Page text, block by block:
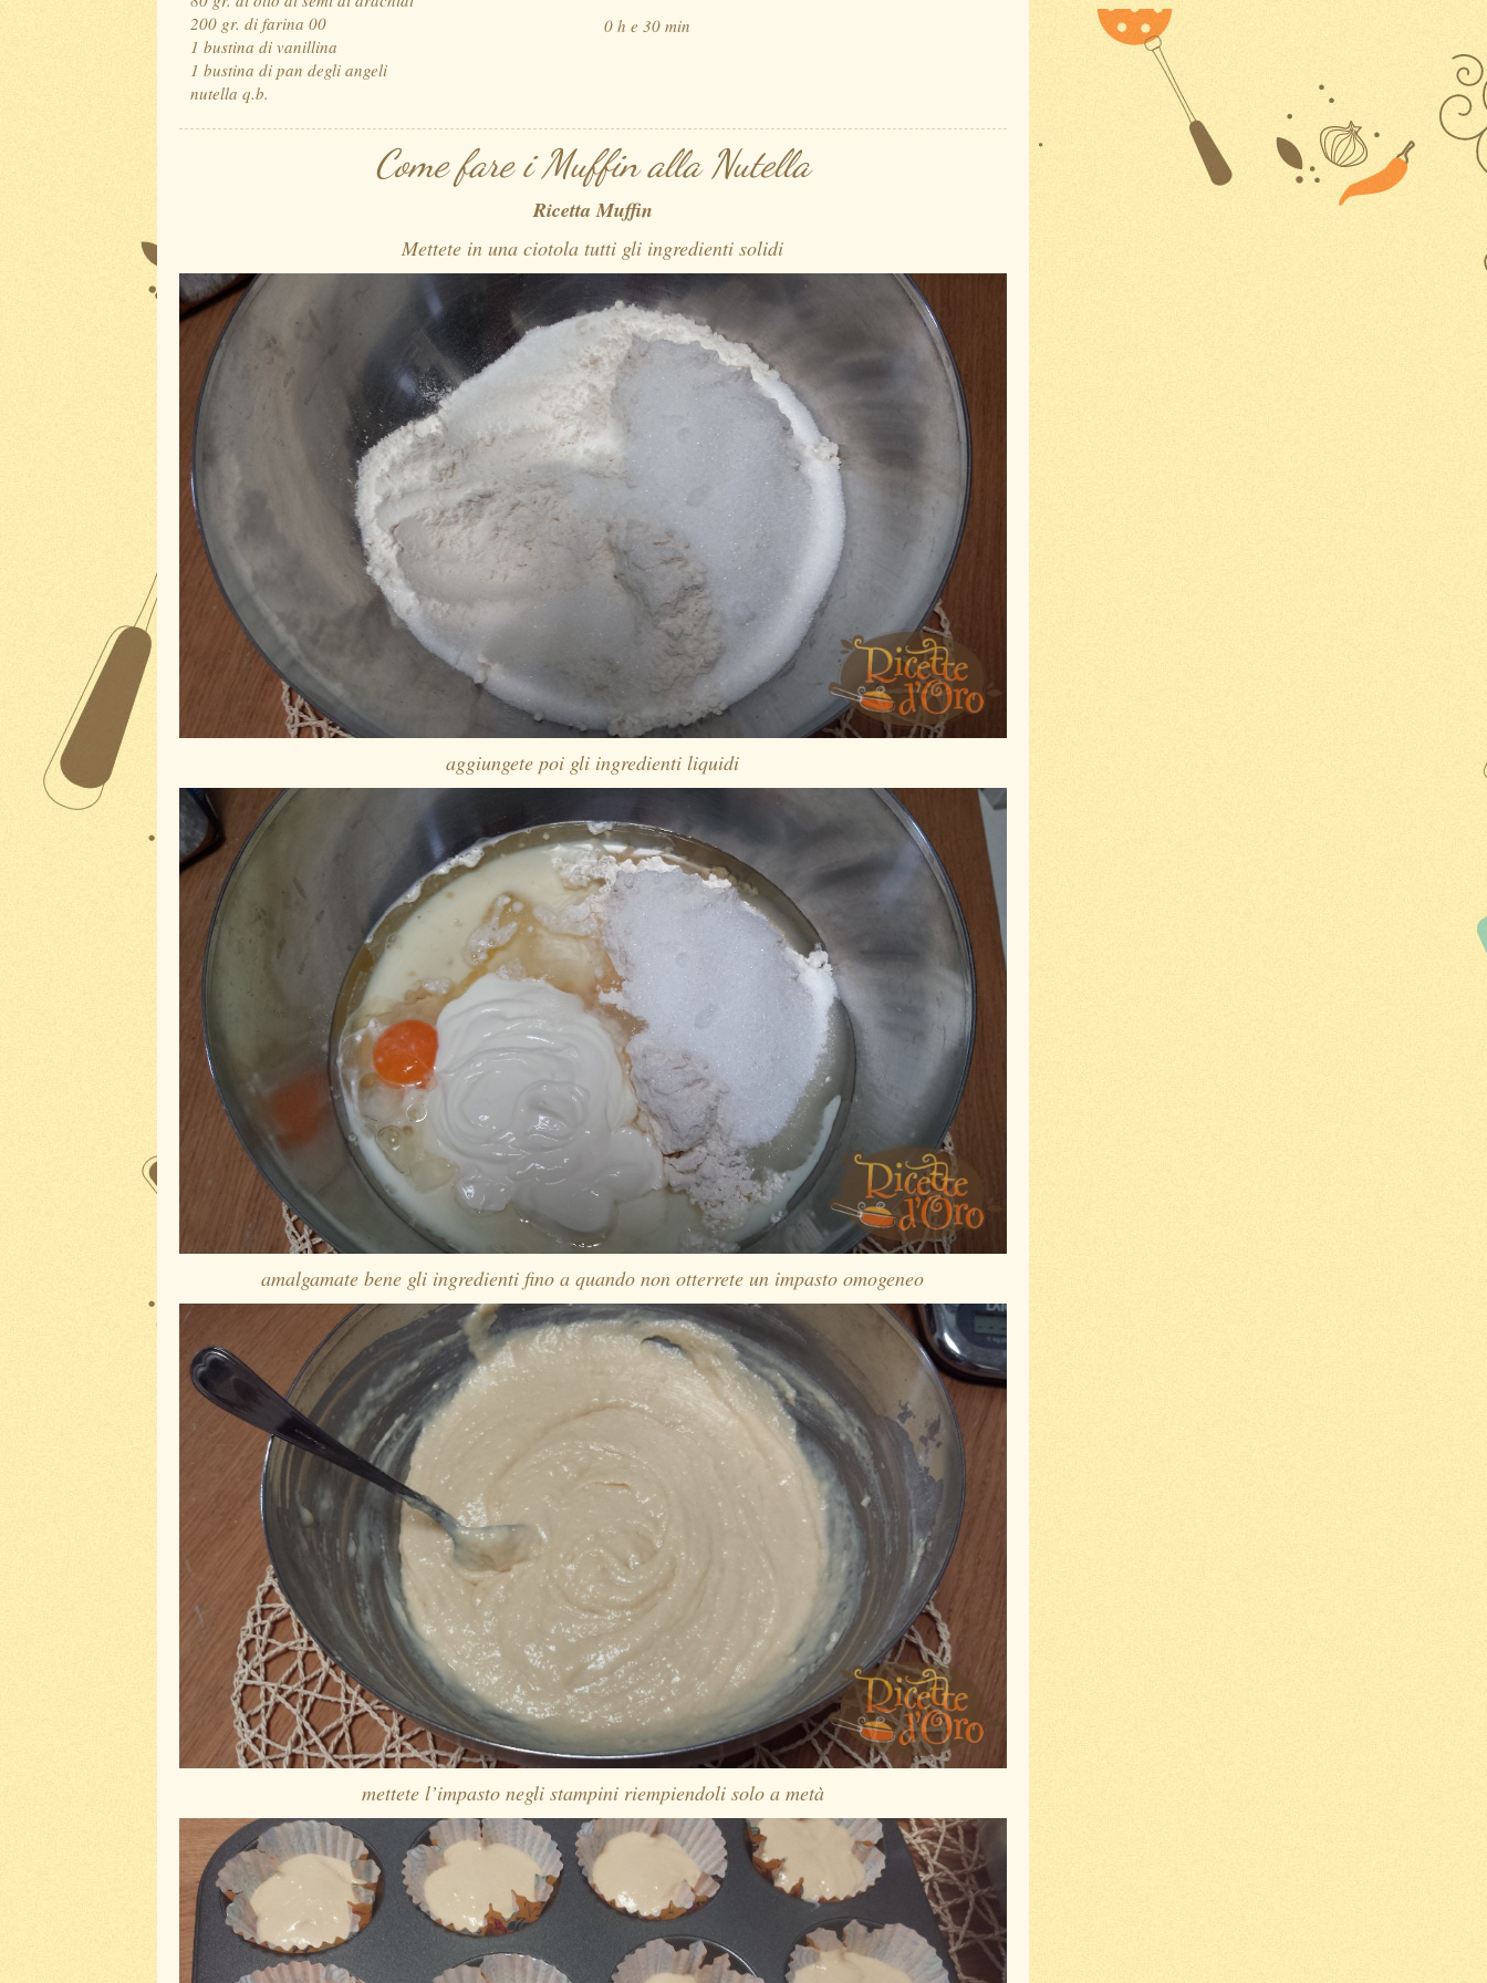
0 h e 30 min
200 gr. di farina 00
1 bustina di vanillina
1 bustina di pan degli angeli
nutella q.b.
Come fare i Muffin alla Nutella
Ricetta Muffin
Mettete in una ciotola tutti gli ingredienti solidi
aggiungete poi gli ingredienti liquidi
amalgamate bene gli ingredienti fino a quando non otterrete un impasto omogeneo
mettete l’impasto negli stampini riempiendoli solo a metà